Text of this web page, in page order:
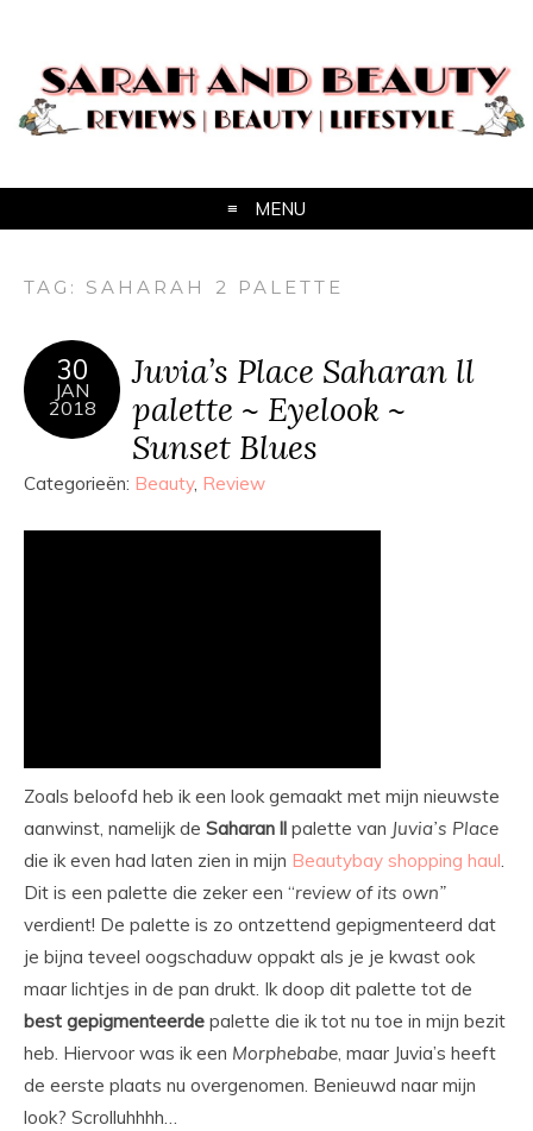
MENU
TAG: SAHARAH 2 PALETTE
30
JAN
2018
Juvia’s Place Saharan ll
palette ~ Eyelook ~
Sunset Blues
Categorieën: Beauty, Review
Zoals beloofd heb ik een look gemaakt met mijn nieuwste
aanwinst, namelijk de Saharan ll palette van Juvia’s Place
die ik even had laten zien in mijn Beautybay shopping haul.
Dit is een palette die zeker een “review of its own”
verdient! De palette is zo ontzettend gepigmenteerd dat
je bijna teveel oogschaduw oppakt als je je kwast ook
maar lichtjes in de pan drukt. Ik doop dit palette tot de
best gepigmenteerde palette die ik tot nu toe in mijn bezit
heb. Hiervoor was ik een Morphebabe, maar Juvia’s heeft
de eerste plaats nu overgenomen. Benieuwd naar mijn
look? Scrolluhhhh…